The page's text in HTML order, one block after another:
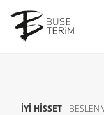
İYİ HİSSET-